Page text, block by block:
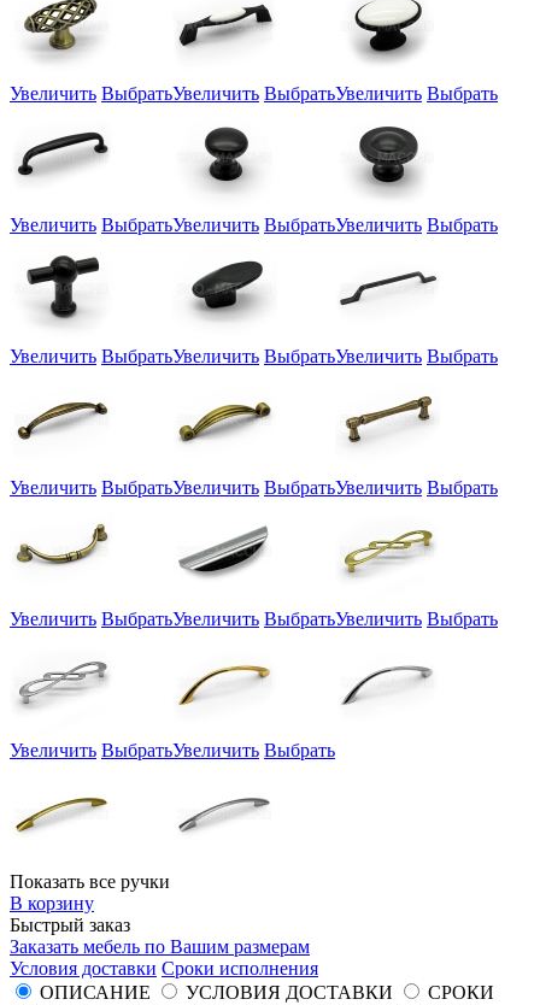
Увеличить ВыбратьУвеличить ВыбратьУвеличить Выбрать
Увеличить ВыбратьУвеличить ВыбратьУвеличить Выбрать
Увеличить ВыбратьУвеличить ВыбратьУвеличить Выбрать
Увеличить ВыбратьУвеличить ВыбратьУвеличить Выбрать
Увеличить ВыбратьУвеличить ВыбратьУвеличить Выбрать
Увеличить ВыбратьУвеличить Выбрать
Показать все ручки
В корзину
Быстрый заказ
Заказать мебель по Вашим размерам
Условия доставки Сроки исполнения
ОПИСАНИЕ
УСЛОВИЯ ДОСТАВКИ
СРОКИ